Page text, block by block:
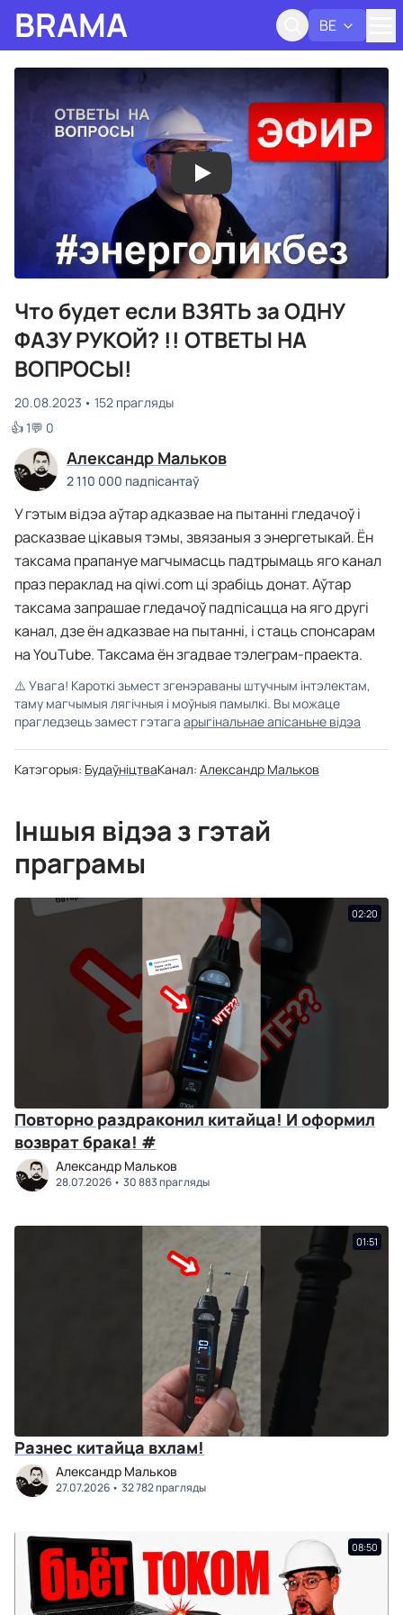
BRAMA BE
Что будет если ВЗЯТЬ за ОДНУ
ФАЗУ РУКОЙ? !! ОТВЕТЫ НА
ВОПРОСЫ!
20.08.2023
152 прагляды
👍 1💬 0
Александр Мальков
2 110 000 падпісантаў
У гэтым відэа аўтар адказвае на пытанні гледачоў і
расказвае цікавыя тэмы, звязаныя з энергетыкай. Ён
таксама прапануе магчымасць падтрымаць яго канал
праз пераклад на qiwi.com ці зрабіць донат. Аўтар
таксама запрашае гледачоў падпісацца на яго другі
канал, дзе ён адказвае на пытанні, і стаць спонсарам
на YouTube. Таксама ён згадвае тэлеграм-праекта.
⚠️ Увага! Кароткі зьмест згенэраваны штучным інтэлектам,
таму магчымыя лягічныя і моўныя памылкі. Вы можаце
прагледзець замест гэтага арыгінальнае апісаньне відэа
Катэгорыя: БудаўніцтваКанал: Александр Мальков
Іншыя відэа з гэтай
праграмы
02:20
Повторно раздраконил китайца! И оформил
возврат брака! #
Александр Мальков
28.07.2026 30 883 прагляды
01:51
Разнес китайца вхлам!
Александр Мальков
27.07.2026 32 782 прагляды
08:50